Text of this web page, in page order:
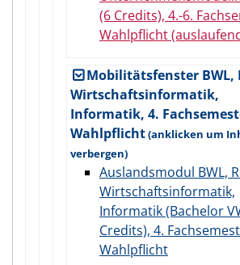
(6 Credits), 4.-6.
Wahlpflicht
Mobilitätsfenster BWL,
Wirtschaftsinformatik,
Informatik, 4.
Wahlpflicht
Auslandsmodul BWL,
Wirtschaftsinformatik,
Informatik (Bachelor
Credits), 4.
Wahlpflicht